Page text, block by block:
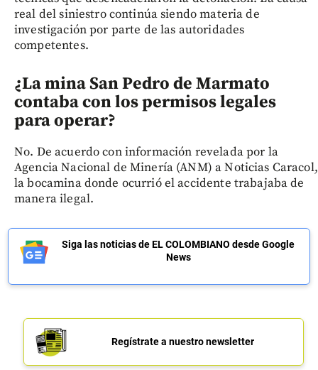
real del siniestro continúa siendo materia de
investigación por parte de las autoridades
competentes.
¿La mina San Pedro de Marmato
contaba con los permisos legales
para operar?
No. De acuerdo con información revelada por la
Agencia Nacional de Minería (ANM) a Noticias Caracol,
la bocamina donde ocurrió el accidente trabajaba de
manera ilegal.
Siga las noticias de EL COLOMBIANO desde Google
News
Regístrate a nuestro newsletter